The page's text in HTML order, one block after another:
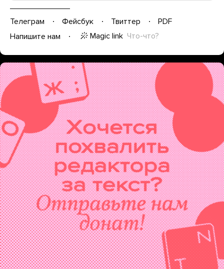
Телеграм Фейсбук Твиттер
PDF
Напишите нам
Magic link Что-что?